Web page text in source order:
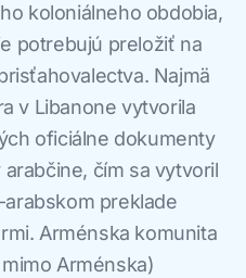
koloniálneho obdobia,
potrebujú preložiť na
Najmä
v Libanone vytvorila
oficiálne dokumenty
čím sa vytvoril
preklade
Arménska komunita
Arménska)